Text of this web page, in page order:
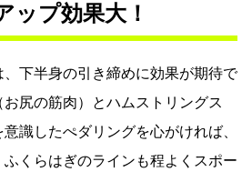
ップ効果大！
下半身の引き締めに効果が期待で
尻の筋肉）とハムストリングス
意識したぺダリングを心がければ、
くらはぎのラインも程よくスポー